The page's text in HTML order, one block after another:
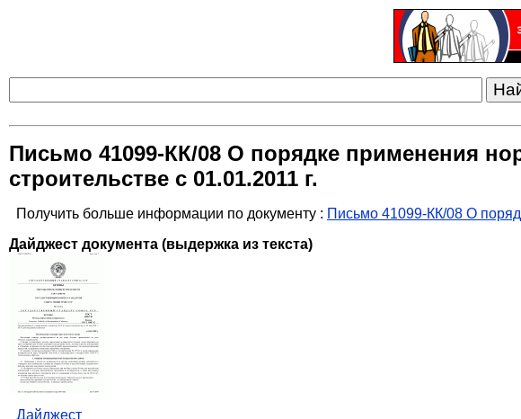
Письмо 41099-КК/08 О порядке применения
строительстве с 01.01.2011 г.
Получить больше информации по документу : Письмо 41099-КК/08 О
Дайджест документа (выдержка из текста)
Дайджест